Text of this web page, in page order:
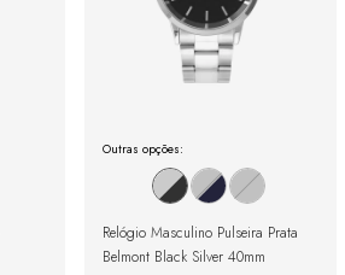
Outras opções:
Relógio Masculino Pulseira Prata
Belmont Black Silver 40mm